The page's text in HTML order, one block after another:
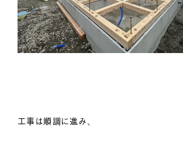
工事は順調に進み、